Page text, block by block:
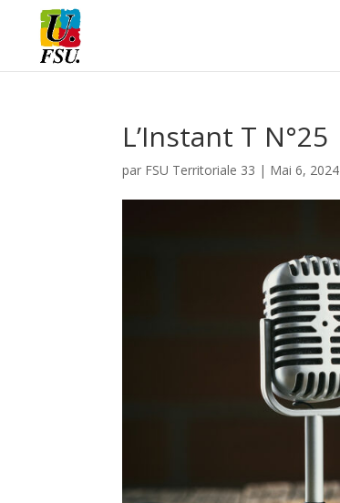
L’Instant T N°25
par FSU Territoriale 33 | Mai 6, 2024